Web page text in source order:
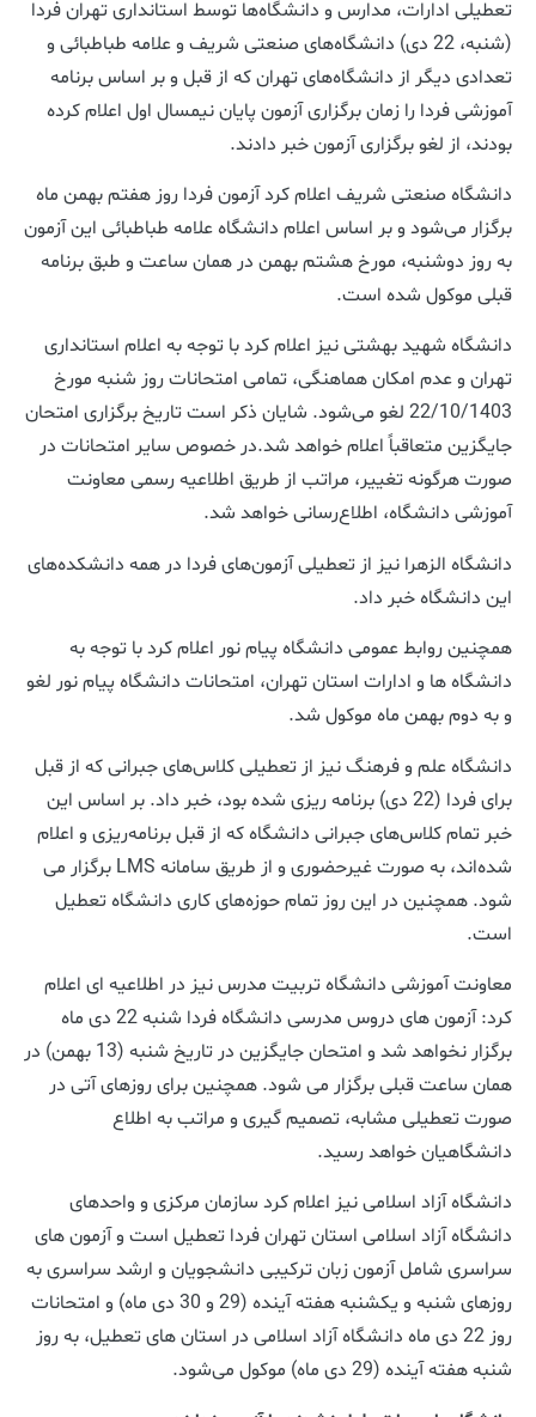
تعطیلی ادارات، مدارس و دانشگاه‌ها توسط استانداری تهران فردا
(شنبه، 22 دی) دانشگاه‌های صنعتی شریف و علامه طباطبائی و
تعدادی دیگر از دانشگاه‌های تهران که از قبل و بر اساس برنامه
آموزشی فردا را زمان برگزاری آزمون‌ پایان نیمسال اول اعلام کرده
بودند، از لغو برگزاری آزمون خبر دادند.
دانشگاه صنعتی شریف اعلام کرد آزمون فردا روز هفتم بهمن ماه
برگزار می‌شود و بر اساس اعلام دانشگاه علامه طباطبائی این آزمون
به روز دوشنبه، مورخ هشتم بهمن در همان ساعت و طبق برنامه
قبلی موکول شده است.
دانشگاه شهید بهشتی نیز اعلام کرد با توجه به اعلام استانداری
تهران و عدم امکان هماهنگی، تمامی امتحانات روز شنبه مورخ
22/10/1403 لغو می‌شود. شایان ذکر است تاریخ برگزاری امتحان
جایگزین متعاقباً اعلام خواهد شد.در خصوص سایر امتحانات در
صورت هرگونه تغییر، مراتب از طریق اطلاعیه رسمی معاونت
آموزشی دانشگاه، اطلاع‌رسانی خواهد شد.
دانشگاه الزهرا نیز از تعطیلی آزمون‌های فردا در همه دانشکده‌های
این دانشگاه خبر داد.
همچنین روابط عمومی دانشگاه پیام نور اعلام کرد با توجه به
دانشگاه ها ‌و ادارات استان تهران، امتحانات دانشگاه پیام نور لغو
و به دوم‌ بهمن ماه موکول شد.
دانشگاه علم و فرهنگ نیز از تعطیلی کلاس‌های جبرانی که از قبل
برای فردا (22 دی) برنامه ریزی شده بود، خبر داد. بر اساس این
خبر تمام کلاس‌های جبرانی دانشگاه که از قبل برنامه‌ریزی و اعلام
شده‌اند، به صورت غیرحضوری و از طریق سامانه LMS برگزار می
شود. همچنین در این روز تمام حوزه‌های کاری دانشگاه تعطیل
است.
معاونت آموزشی دانشگاه تربیت مدرس نیز در اطلاعیه ای اعلام
کرد: آزمون های دروس مدرسی دانشگاه فردا شنبه 22 دی ماه
برگزار نخواهد شد و امتحان جایگزین در تاریخ شنبه (13 بهمن) در
همان ساعت قبلی برگزار می شود. همچنین برای روزهای آتی در
صورت تعطیلی مشابه، تصمیم گیری و مراتب به اطلاع
دانشگاهیان خواهد رسید.
دانشگاه آزاد اسلامی نیز اعلام کرد سازمان مرکزی و واحدهای
دانشگاه آزاد اسلامی استان تهران فردا تعطیل است و آزمون های
سراسری شامل آزمون زبان ترکیبی دانشجویان و ارشد سراسری به
روزهای شنبه و یکشنبه هفته آینده (29 و 30 دی ماه) و امتحانات
روز 22 دی ماه دانشگاه آزاد اسلامی در استان های تعطیل، به روز
شنبه هفته آینده (29 دی ماه) موکول می‌شود.